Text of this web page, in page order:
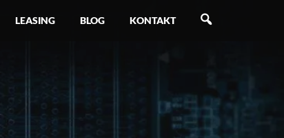
LEASING BLOG KONTAKT